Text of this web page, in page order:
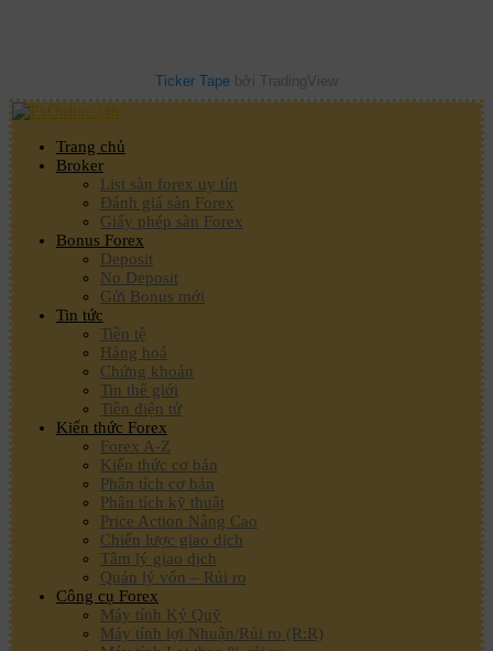
Ticker Tape bởi TradingView
Trang chủ
Broker
List sàn forex uy tín
Đánh giá sàn Forex
Giấy phép sàn Forex
Bonus Forex
Deposit
No Deposit
Gửi Bonus mới
Tin tức
Tiền tệ
Hàng hoá
Chứng khoán
Tin thế giới
Tiền điện tử
Kiến thức Forex
Forex A-Z
Kiến thức cơ bản
Phân tích cơ bản
Phân tích kỹ thuật
Price Action Nâng Cao
Chiến lược giao dịch
Tâm lý giao dịch
Quản lý vốn – Rủi ro
Công cụ Forex
Máy tính Ký Quỹ
Máy tính lợi Nhuận/Rủi ro (R:R)